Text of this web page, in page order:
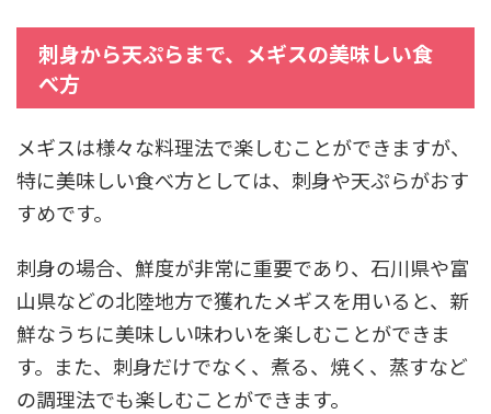
刺身から天ぷらまで、メギスの美味しい食
べ方
メギスは様々な料理法で楽しむことができますが、
特に美味しい食べ方としては、刺身や天ぷらがおす
すめです。
刺身の場合、鮮度が非常に重要であり、石川県や富
山県などの北陸地方で獲れたメギスを用いると、新
鮮なうちに美味しい味わいを楽しむことができま
す。また、刺身だけでなく、煮る、焼く、蒸すなど
の調理法でも楽しむことができます。